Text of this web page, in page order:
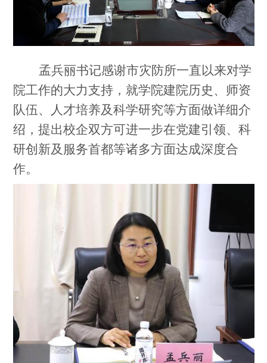
孟兵丽书记感谢市灾防所一直以来对学
院工作的大力支持，就学院建院历史、师资
队伍、人才培养及科学研究等方面做详细介
绍，提出校企双方可进一步在党建引领、科
研创新及服务首都等诸多方面达成深度合
作。